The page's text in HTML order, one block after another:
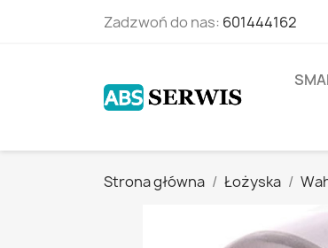
Zadzwoń do nas: 601444162
Strona główna Łożyska